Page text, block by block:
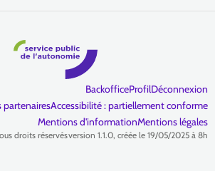
BackofficeProfilDéconnexion
partenairesAccessibilité : partiellement conforme
Mentions d'informationMentions légales
droits réservésversion 1.1.0, créée le 19/05/2025 à 8h